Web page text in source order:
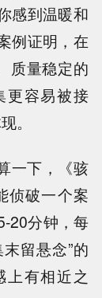
感到温暖和
例证明，在
质量稳定的
更容易被接
。
一下，《骇
侦破一个案
20分钟，每
留悬念”的
上有相近之